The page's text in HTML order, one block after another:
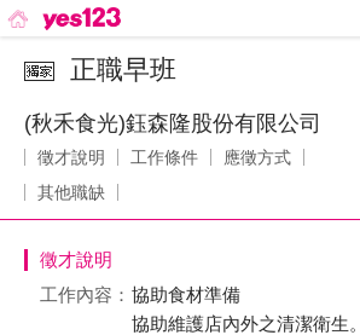
正職早班
(秋禾食光)鈺森隆股份有限公司
徵才說明 工作條件
應徵方式
其他職缺
徵才說明
工作內容： 協助食材準備
協助維護店內外之清潔衛生。